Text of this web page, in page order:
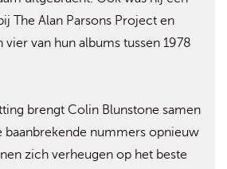
The Alan Parsons Project en
van hun albums tussen 1978
brengt Colin Blunstone samen
baanbrekende nummers opnieuw
zich verheugen op het beste